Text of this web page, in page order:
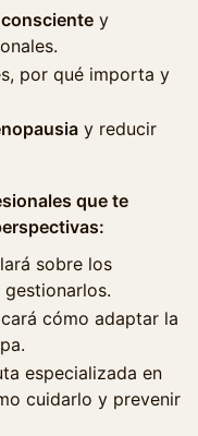
y
por qué importa y
y reducir
que te
sobre los
cómo adaptar la
especializada en
cuidarlo y prevenir